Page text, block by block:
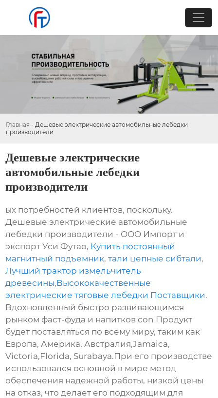
Главная - Дешевые электрические автомобильные лебедки
производители
Дешевые электрические
автомобильные лебедки
производители
ых потребностей клиентов, поскольку.
Дешевые электрические автомобильные
лебедки производители - ООО Импорт и
экспорт Уси Футао, Купить постоянный
магнитный подъемник,тали цепные сибтали,
Лучший трактор измельчитель
древесины,Высококачественные
электрические тяговые лебедки Поставщики.
Вдохновленный быстро развивающимся
рынком фаст-фуда и напитков con Продукт
будет поставляться по всему миру, таким как
Европа, Америка, Австралия,Jamaica,
Victoria,Florida, Surabaya.При его производстве
использовался основной в мире метод
обеспечения надежной работы, низкой цены
на отказ, что делает его подходящим для